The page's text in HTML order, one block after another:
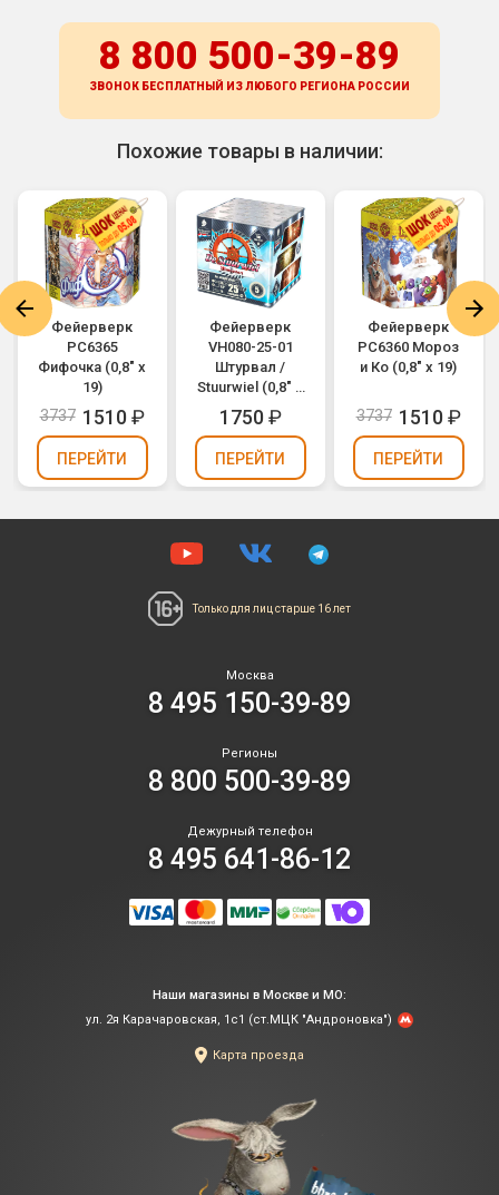
8 800 500-39-89
ЗВОНОК БЕСПЛАТНЫЙ ИЗ ЛЮБОГО РЕГИОНА РОССИИ
Похожие товары в наличии:
Фейерверк
РС6365
Фифочка (0,8" х
19)
3737 1510₽
ПЕРЕЙТИ
Фейерверк
VH080-25-01
Штурвал /
Stuurwiel (0,8" х
25)
1750₽
ПЕРЕЙТИ
Фейерверк
РС6360 Мороз
и Ко (0,8" х 19)
3737 1510₽
ПЕРЕЙТИ
Только для лицстарше 16 лет
Москва
8 495 150-39-89
Регионы
8 800 500-39-89
Дежурный телефон
8 495 641-86-12
Наши магазины в Москве и МО:
ул. 2я Карачаровская, 1с1 (ст.МЦК "Андроновка")
Карта проезда